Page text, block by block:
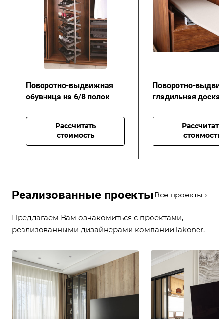
Поворотно-выдвижная
обувница на 6/8 полок
Рассчитать
стоимость
Поворотно-
гладильная
Реализованные проекты Все проекты
Предлагаем Вам ознакомиться с проектами,
реализованными дизайнерами компании lakoner.